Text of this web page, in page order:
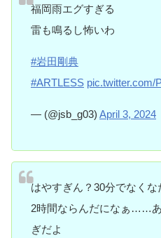
福岡雨エグすぎる
雷も鳴るし怖いわ
#岩田剛典
#ARTLESS pic.twitter.com/
— (@jsb_g03) April 3, 2024
はやすぎん？30分でなくな
2時間ならんだになぁ……
ぎだよ